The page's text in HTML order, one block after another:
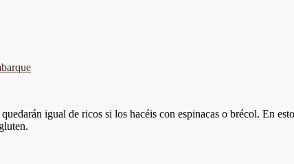
igual de ricos si los hacéis con espinacas o brécol. En